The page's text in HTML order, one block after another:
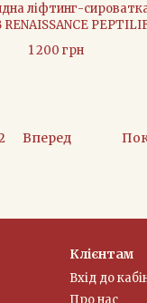
ліфтинг-
RENAISSANCE
SERUM - 30 мл
1 200 грн
Вперед
Клієнтам
Вхід до